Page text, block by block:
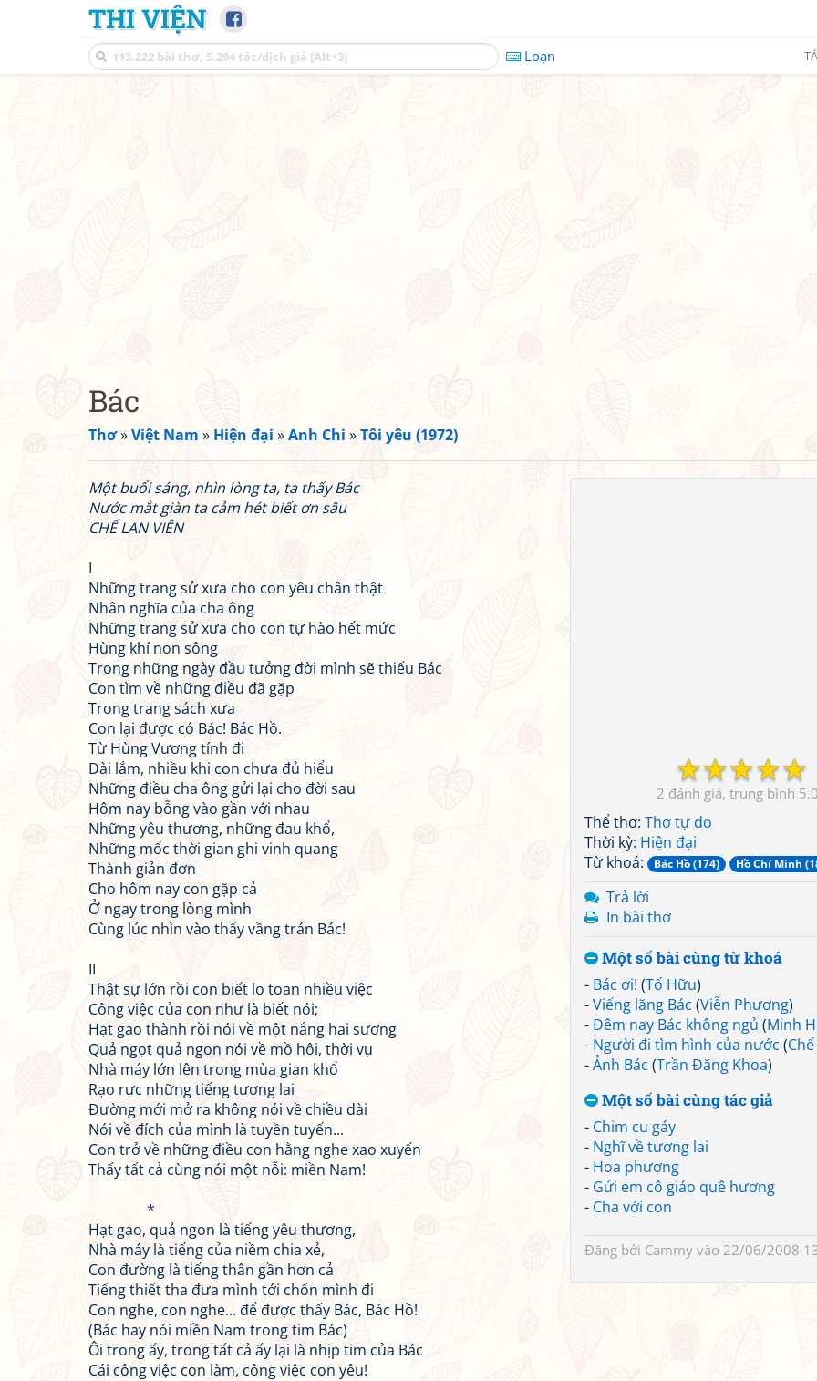
THI VIỆN
Loạn
Bác
Thơ»Việt Nam » Hiện đại »Anh Chi »Tôi yêu (1972)
☆
☆
☆
☆
☆
2
Thể thơ: Thơ tự do
Thời kỳ: Hiện đại
Từ khoá:
Bác Hồ (174) Hồ Chí Minh
Trả lời
In bài thơ
Một số bài cùng từ khoá
- Bác ơi! (Tố Hữu)
-Viếng lăng Bác (Viễn Phương)
-Đêm nay Bác không ngủ (Minh
- Người đi tìm hình của nước (
-Ảnh Bác (Trần Đăng Khoa)
Một số bài cùng tác giả
- Chim cu gáy
- Nghĩ về tương lai
- Hoa phượng
- Gửi em cô giáo quê hương
- Cha với con
Đăng bởi Cammy vào 22/06/2008
Một buổi sáng, nhìn lòng ta, ta thấy Bác
Nước mắt giàn ta cảm hét biết ơn sâu
CHẾ LAN VIÊN
I
Những trang sử xưa cho con yêu chân thật
Nhân nghĩa của cha ông
Những trang sử xưa cho con tự hào hết mức
Hùng khí non sông
Trong những ngày đầu tưởng đời mình sẽ thiếu Bác
Con tìm về những điều đã gặp
Trong trang sách xưa
Con lại được có Bác! Bác Hồ.
Từ Hùng Vương tính đi
Dài lắm, nhiều khi con chưa đủ hiểu
Những điều cha ông gửi lại cho đời sau
Hôm nay bỗng vào gần với nhau
Những yêu thương, những đau khổ,
Những mốc thời gian ghi vinh quang
Thành giản đơn
Cho hôm nay con gặp cả
Ở ngay trong lòng mình
Cùng lúc nhìn vào thấy vầng trán Bác!
II
Thật sự lớn rồi con biết lo toan nhiều việc
Công việc của con như là biết nói;
Hạt gạo thành rồi nói về một nắng hai sương
Quả ngọt quả ngon nói về mồ hôi, thời vụ
Nhà máy lớn lên trong mùa gian khổ
Rạo rực những tiếng tương lai
Đường mới mở ra không nói về chiều dài
Nói về đích của mình là tuyền tuyến...
Con trở về những điều con hằng nghe xao xuyến
Thấy tất cả cùng nói một nỗi: miền Nam!
*
Hạt gạo, quả ngon là tiếng yêu thương,
Nhà máy là tiếng của niềm chia xẻ,
Con đường là tiếng thân gần hơn cả
Tiếng thiết tha đưa mình tới chốn mình đi
Con nghe, con nghe... để được thấy Bác, Bác Hồ!
(Bác hay nói miền Nam trong tim Bác)
Ôi trong ấy, trong tất cả ấy lại là nhịp tim của Bác
Cái công việc con làm, công việc con yêu!